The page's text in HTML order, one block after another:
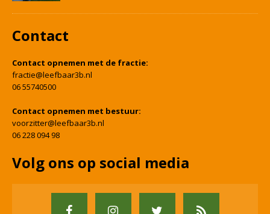
Contact
Contact opnemen met de fractie:
fractie@leefbaar3b.nl
06 55740500
Contact opnemen met bestuur:
voorzitter@leefbaar3b.nl
06 228 094 98
Volg ons op social media